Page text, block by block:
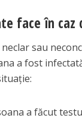
face în
sau
a fost
a făcut